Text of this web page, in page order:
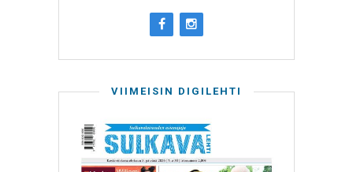
VIIMEISIN DIGILEHTI